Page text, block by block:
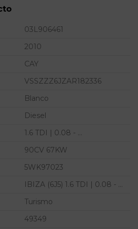
03L906461
2010
CAY
VSSZZZ6JZAR182336
Blanco
Diesel
1.6 TDI | 0.08 - ...
90CV 67KW
5WK97023
IBIZA (6J5) 1.6 TDI | 0.08 - ...
Turismo
49349